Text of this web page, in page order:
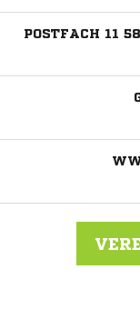
POSTFACH 11